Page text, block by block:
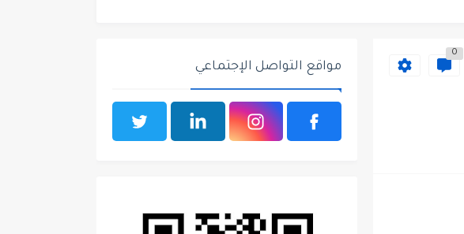
0
مواقع التواصل الإجتماعي